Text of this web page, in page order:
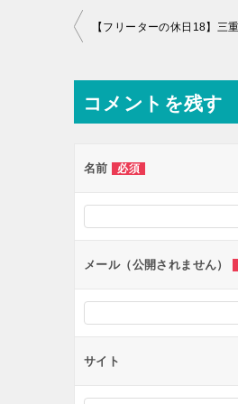
投
ナ
ビ
ー
ョ
ン
コメントを残す
名前 必須
メール（公開されません）
サイト